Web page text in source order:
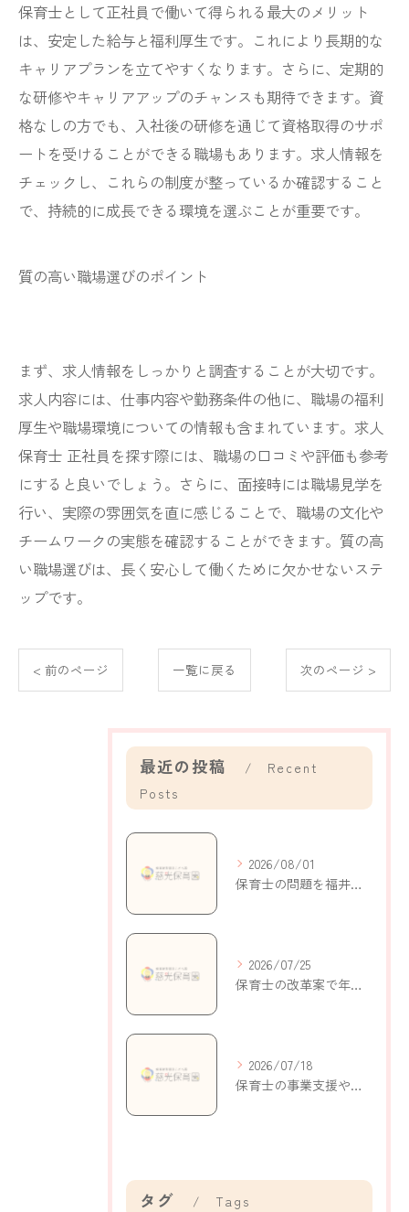
保育士として正社員で働いて得られる最大のメリット
は、安定した給与と福利厚生です。これにより長期的な
キャリアプランを立てやすくなります。さらに、定期的
な研修やキャリアアップのチャンスも期待できます。資
格なしの方でも、入社後の研修を通じて資格取得のサポ
ートを受けることができる職場もあります。求人情報を
チェックし、これらの制度が整っているか確認すること
で、持続的に成長できる環境を選ぶことが重要です。
質の高い職場選びのポイント
まず、求人情報をしっかりと調査することが大切です。
求人内容には、仕事内容や勤務条件の他に、職場の福利
厚生や職場環境についての情報も含まれています。求人
保育士 正社員を探す際には、職場の口コミや評価も参考
にすると良いでしょう。さらに、面接時には職場見学を
行い、実際の雰囲気を直に感じることで、職場の文化や
チームワークの実態を確認することができます。質の高
い職場選びは、長く安心して働くために欠かせないステ
ップです。
< 前のページ 一覧に戻る 次のページ >
最近の投稿
Recent
Posts
2026/08/01
保育士の問題を福井県鯖江市持明寺町で考える現状と解決策
2026/07/25
保育士の改革案で年収アップと働きやすさを実現する新制度の活用ポイント
2026/07/18
保育士の事業支援やキャリアを福井県鯖江市米岡町で実現するための制度と働き方
タグ Tags